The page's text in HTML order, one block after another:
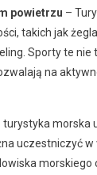
powietrzu –
takich jak
Sporty te nie
na
morska
uczestniczyć
morskiego